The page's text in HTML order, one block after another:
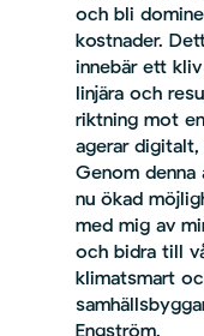
och bli
kostnader.
innebär ett
linjära och
riktning mot
agerar
Genom denna
nu ökad
med mig av
och bidra till
klimatsmart